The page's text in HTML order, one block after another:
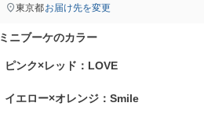
東京都お届け先を変更
ミニブーケのカラー
ピンク×レッド：LOVE
イエロー×オレンジ：Smile